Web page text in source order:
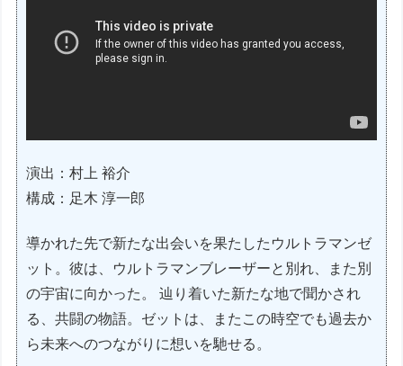
演出：村上 裕介
構成：足木 淳一郎
導かれた先で新たな出会いを果たしたウルトラマンゼ
ット。彼は、ウルトラマンブレーザーと別れ、また別
の宇宙に向かった。 辿り着いた新たな地で聞かされ
る、共闘の物語。ゼットは、またこの時空でも過去か
ら未来へのつながりに想いを馳せる。